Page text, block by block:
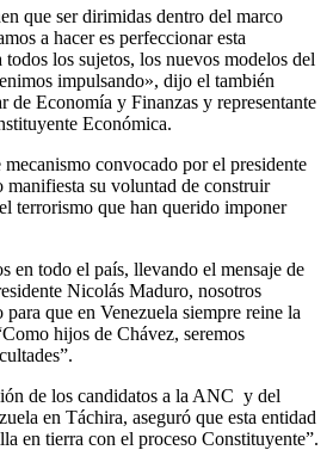
que ser dirimidas dentro del marco
a hacer es perfeccionar esta
los sujetos, los nuevos modelos del
impulsando», dijo el también
de Economía y Finanzas y representante
Económica.
convocado por el presidente
su voluntad de construir
terrorismo que han querido imponer
en todo el país, llevando el mensaje de
Nicolás Maduro, nosotros
que en Venezuela siempre reine la
hijos de Chávez, seremos
de los candidatos a la ANC y del
en Táchira, aseguró que esta entidad
en tierra con el proceso Constituyente”.